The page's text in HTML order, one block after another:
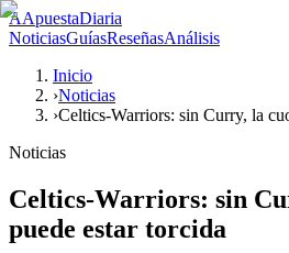
AApuestaDiaria
NoticiasGuíasReseñasAnálisis
Inicio
›Noticias
›Celtics-Warriors: sin Curry, la
Noticias
Celtics-Warriors: sin
puede estar torcida